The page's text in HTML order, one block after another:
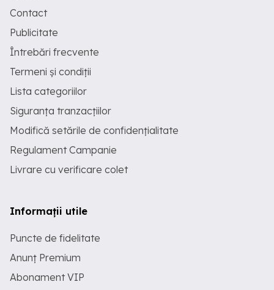
Contact
Publicitate
Întrebări frecvente
Termeni și condiții
Lista categoriilor
Siguranța tranzacțiilor
Modifică setările de confidențialitate
Regulament Campanie
Livrare cu verificare colet
Informații utile
Puncte de fidelitate
Anunț Premium
Abonament VIP